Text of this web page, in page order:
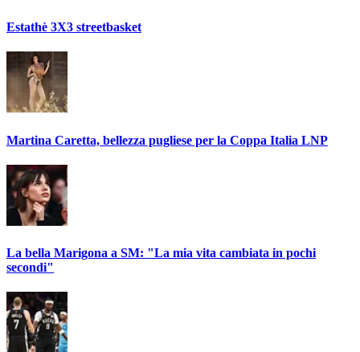
Estathè 3X3 streetbasket
Martina Caretta, bellezza pugliese per la Coppa Italia LNP
La bella Marigona a SM: "La mia vita cambiata in pochi
secondi"